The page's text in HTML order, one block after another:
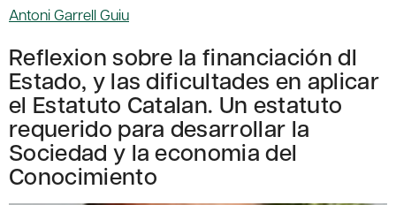
Antoni Garrell Guiu
Reflexion sobre la financiación dl
Estado, y las dificultades en aplicar
el Estatuto Catalan. Un estatuto
requerido para desarrollar la
Sociedad y la economia del
Conocimiento